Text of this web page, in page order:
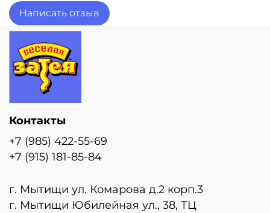
Написать отзыв
Контакты
+7 (985) 422-55-69
+7 (915) 181-85-84
г. Мытищи ул. Комарова д.2 корп.3
г. Мытищи Юбилейная ул., 38, ТЦ